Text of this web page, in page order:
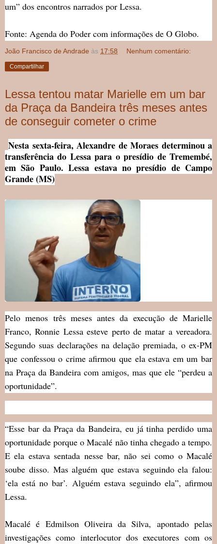
um” dos encontros narrados por Lessa.
Fonte: Agenda do Poder com informações de O Globo.
João Francisco de Andrade às 17:58 Nenhum comentário:
Compartilhar
Lessa tentou matar Marielle em um bar
da Praça da Bandeira três meses antes
de conseguir cometer o crime
Nesta sexta-feira, Alexandre de Moraes determinou a
transferência do Lessa para o presídio de Tremembé,
em São Paulo. Lessa estava no presídio de Campo
Grande (MS)
Pelo menos três meses antes da execução de Marielle
Franco, Ronnie Lessa esteve perto de matar a vereadora.
Segundo suas declarações na delação premiada, o ex-PM
que confessou o crime afirmou que ela estava em um bar
na Praça da Bandeira com amigos, mas que ele “perdeu a
oportunidade”.
“Esse bar da Praça da Bandeira, eu já tinha perdido uma
oportunidade porque o Macalé não tinha chegado a tempo.
E ela estava sentada nesse bar, não sei como o Macalé
soube disso. Mas alguém que estava seguindo ela falou:
‘ela está no bar’. Alguém estava seguindo ela”, afirmou
Lessa.
Macalé é Edmilson Oliveira da Silva, apontado pelas
investigações como interlocutor dos executores com os